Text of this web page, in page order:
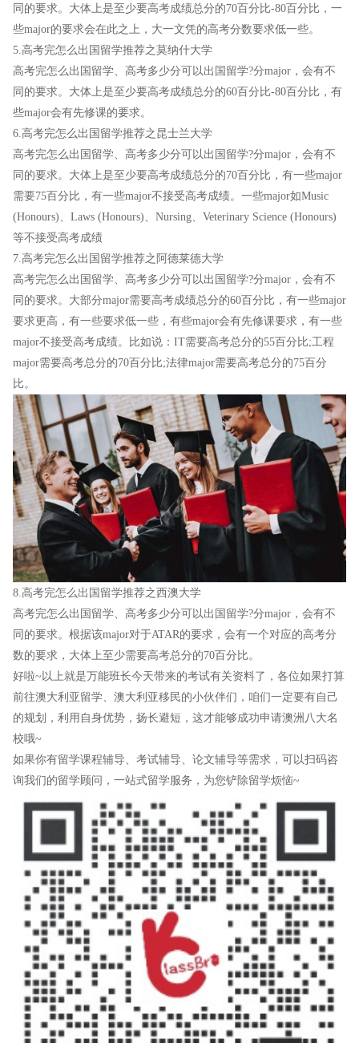
同的要求。大体上是至少要高考成绩总分的70百分比-80百分比，一
些major的要求会在此之上，大一文凭的高考分数要求低一些。
5.高考完怎么出国留学推荐之莫纳什大学
高考完怎么出国留学、高考多少分可以出国留学?分major，会有不
同的要求。大体上是至少要高考成绩总分的60百分比-80百分比，有
些major会有先修课的要求。
6.高考完怎么出国留学推荐之昆士兰大学
高考完怎么出国留学、高考多少分可以出国留学?分major，会有不
同的要求。大体上是至少要高考成绩总分的70百分比，有一些major
需要75百分比，有一些major不接受高考成绩。一些major如Music
(Honours)、Laws (Honours)、Nursing、Veterinary Science (Honours)
等不接受高考成绩
7.高考完怎么出国留学推荐之阿德莱德大学
高考完怎么出国留学、高考多少分可以出国留学?分major，会有不
同的要求。大部分major需要高考成绩总分的60百分比，有一些major
要求更高，有一些要求低一些，有些major会有先修课要求，有一些
major不接受高考成绩。比如说：IT需要高考总分的55百分比;工程
major需要高考总分的70百分比;法律major需要高考总分的75百分
比。
8.高考完怎么出国留学推荐之西澳大学
高考完怎么出国留学、高考多少分可以出国留学?分major，会有不
同的要求。根据该major对于ATAR的要求，会有一个对应的高考分
数的要求，大体上至少需要高考总分的70百分比。
好啦~以上就是万能班长今天带来的考试有关资料了，各位如果打算
前往澳大利亚留学、澳大利亚移民的小伙伴们，咱们一定要有自己
的规划，利用自身优势，扬长避短，这才能够成功申请澳洲八大名
校哦~
如果你有留学课程辅导、考试辅导、论文辅导等需求，可以扫码咨
询我们的留学顾问，一站式留学服务，为您铲除留学烦恼~